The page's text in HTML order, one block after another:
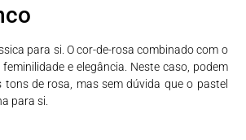
para si. O cor-de-rosa combinado com o
e elegância. Neste caso, podem
de rosa, mas sem dúvida que o pastel
para si.